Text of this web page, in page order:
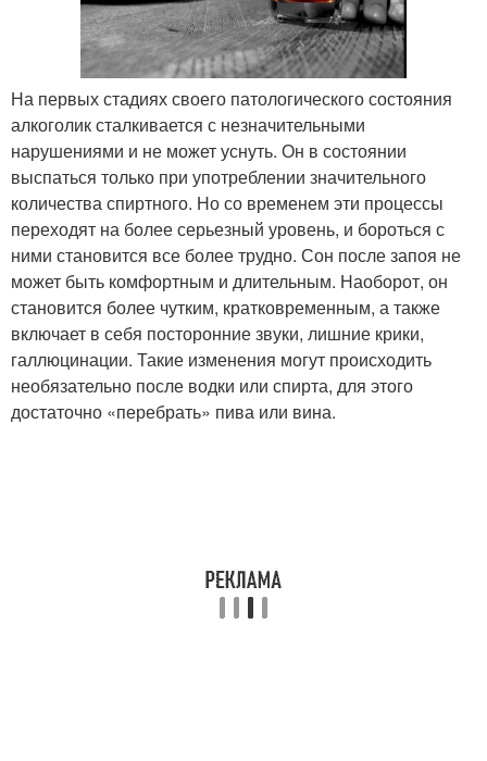
На первых стадиях своего патологического состояния
алкоголик сталкивается с незначительными
нарушениями и не может уснуть. Он в состоянии
выспаться только при употреблении значительного
количества спиртного. Но со временем эти процессы
переходят на более серьезный уровень, и бороться с
ними становится все более трудно. Сон после запоя не
может быть комфортным и длительным. Наоборот, он
становится более чутким, кратковременным, а также
включает в себя посторонние звуки, лишние крики,
галлюцинации. Такие изменения могут происходить
необязательно после водки или спирта, для этого
достаточно «перебрать» пива или вина.